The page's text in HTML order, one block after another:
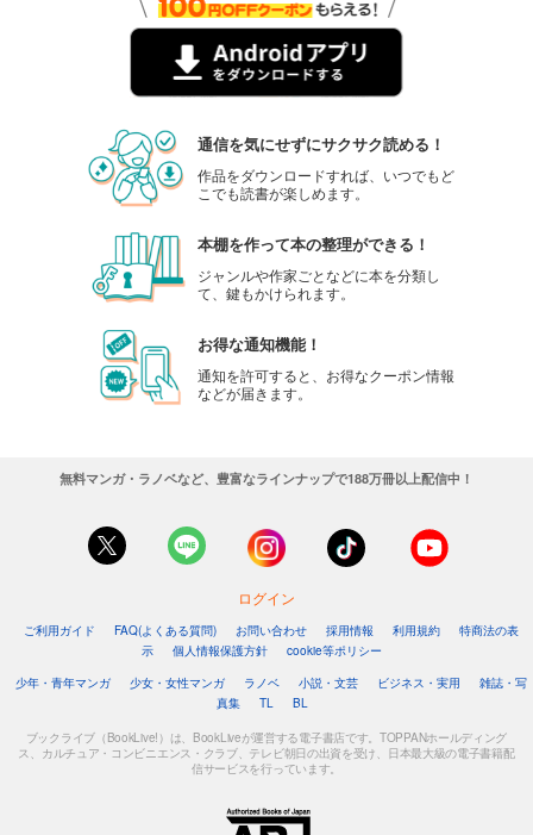
通信を気にせずにサクサク読める！
作品をダウンロードすれば、いつでもど
こでも読書が楽しめます。
本棚を作って本の整理ができる！
ジャンルや作家ごとなどに本を分類し
て、鍵もかけられます。
お得な通知機能！
通知を許可すると、お得なクーポン情報
などが届きます。
無料マンガ・ラノベなど、豊富なラインナップで188万冊以上配信中！
ログイン
ご利用ガイド FAQ(よくある質問) お問い合わせ 採用情報 利用規約
特商法の表
示
個人情報保護方針
cookie等ポリシー
少年・青年マンガ
少女・女性マンガ ラノベ 小説・文芸 ビジネス・実用
雑誌・写
真集
TL BL
ブックライブ（BookLive!）は、BookLiveが運営する電子書店です。TOPPANホールディング
ス、カルチュア・コンビニエンス・クラブ、テレビ朝日の出資を受け、日本最大級の電子書籍配
信サービスを行っています。